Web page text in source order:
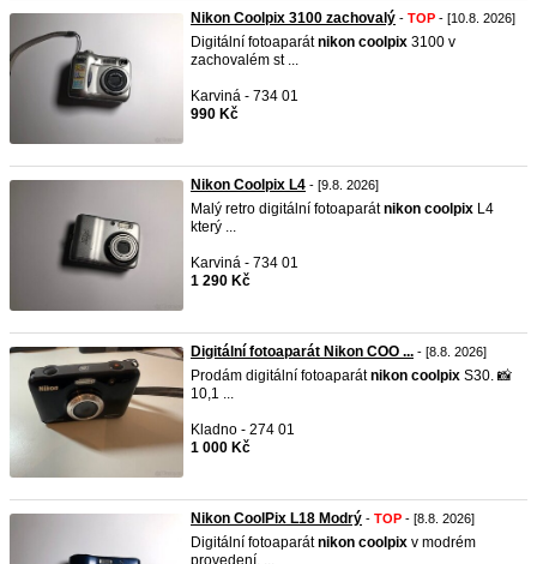
Nikon Coolpix 3100 zachovalý - TOP - [10.8. 2026]
Digitální fotoaparátnikon coolpix 3100 v
zachovalém st ...
Karviná - 734 01
990 Kč
Nikon Coolpix L4 - [9.8. 2026]
Malý retro digitální fotoaparátnikon coolpix L4
který ...
Karviná - 734 01
1 290 Kč
Digitální fotoaparát Nikon COO ... - [8.8. 2026]
Prodám digitální fotoaparátnikon coolpix S30. 📸
10,1 ...
Kladno - 274 01
1 000 Kč
Nikon CoolPix L18 Modrý - TOP - [8.8. 2026]
Digitální fotoaparátnikon coolpix v modrém
provedení, ...